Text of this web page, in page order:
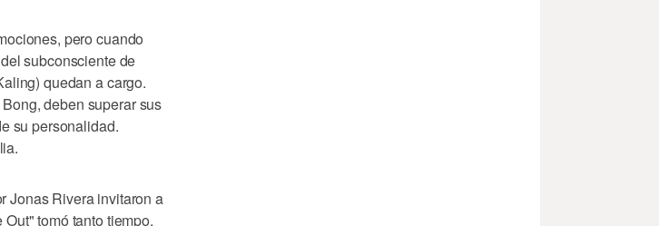
pero cuando
subconsciente de
quedan a cargo.
deben superar sus
su personalidad.
Jonas Rivera invitaron a
tomó tanto tiempo.